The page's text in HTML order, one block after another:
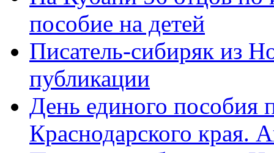
пособие на детей
Писатель-сибиряк из
публикации
День единого пособия
Краснодарского края.